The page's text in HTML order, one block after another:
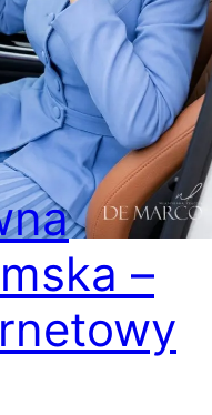
–